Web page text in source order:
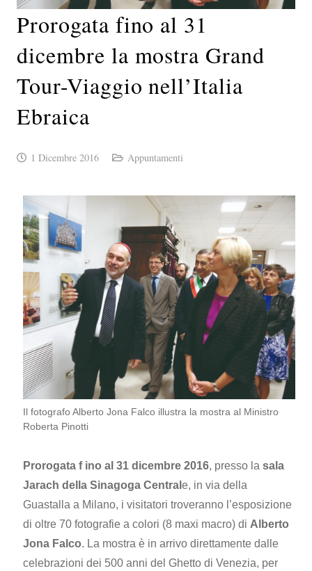
Prorogata fino al 31
dicembre la mostra Grand
Tour-Viaggio nell’Italia
Ebraica
1 Dicembre 2016 Appuntamenti
Il fotografo Alberto Jona Falco illustra la mostra al Ministro
Roberta Pinotti
Prorogata f ino al 31 dicembre 2016, presso la sala
Jarach della Sinagoga Central e, in via della
Guastalla a Milano, i visitatori troveranno l’esposizione
di oltre 70 fotografie a colori (8 maxi macro) di Alberto
Jona Falco. La mostra è in arrivo direttamente dalle
celebrazioni dei 500 anni del Ghetto di Venezia, per